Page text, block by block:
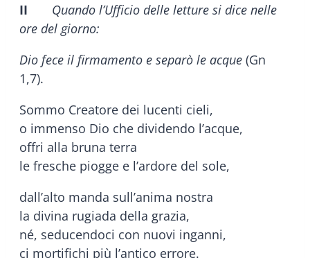
II Quando l’Ufficio delle letture si dice nelle
ore del giorno:
Dio fece il firmamento e separò le acque (Gn
1,7).
Sommo Creatore dei lucenti cieli,
o immenso Dio che dividendo l’acque,
offri alla bruna terra
le fresche piogge e l’ardore del sole,
dall’alto manda sull’anima nostra
la divina rugiada della grazia,
né, seducendoci con nuovi inganni,
ci mortifichi più l’antico errore.